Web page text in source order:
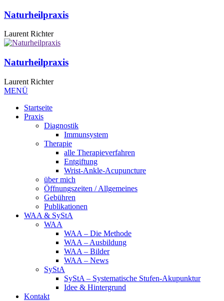
Naturheilpraxis
Laurent Richter
Naturheilpraxis
Laurent Richter
MENÜ
Startseite
Praxis
Diagnostik
Immunsystem
Therapie
alle Therapieverfahren
Entgiftung
Wrist-Ankle-Acupuncture
über mich
Öffnungszeiten / Allgemeines
Gebühren
Publikationen
WAA & SyStA
WAA
WAA – Die Methode
WAA – Ausbildung
WAA – Bilder
WAA – News
SyStA
SyStA – Systematische Stufen-Akupunktur
Idee & Hintergrund
Kontakt